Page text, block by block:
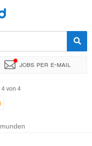
Jobs per e-mail
Unternehmen
4 von 4